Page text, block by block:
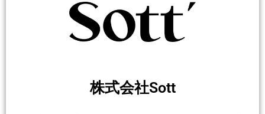
株式会社Sott